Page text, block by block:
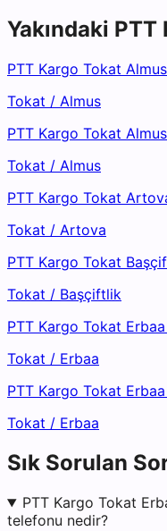
Yakındaki PTT
PTT Kargo Tokat
Tokat / Almus
PTT Kargo Tokat
Tokat / Almus
PTT Kargo Tokat
Tokat / Artova
PTT Kargo Tokat
Tokat / Başçiftlik
PTT Kargo Tokat
Tokat / Erbaa
PTT Kargo Tokat
Tokat / Erbaa
Sık Sorulan
PTT Kargo Tokat
telefonu nedir?